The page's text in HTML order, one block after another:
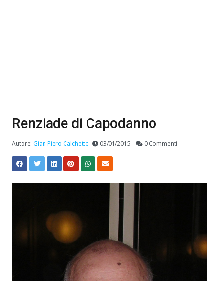
Renziade di Capodanno
Autore: Gian Piero Calchetto 03/01/2015 0 Commenti